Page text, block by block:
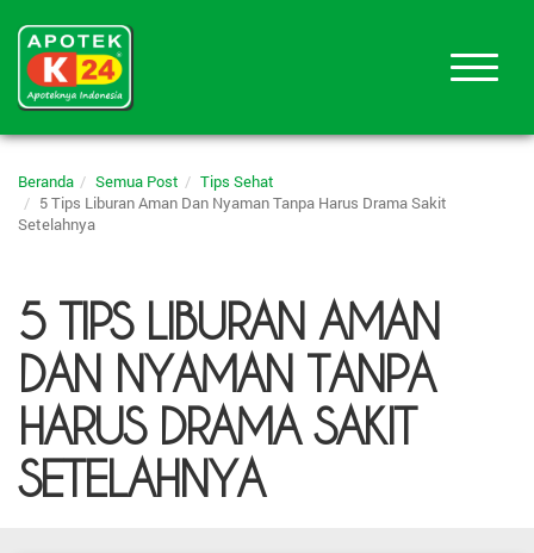
Beranda Semua Post
Tips Sehat
5 Tips Liburan Aman Dan Nyaman Tanpa Harus Drama Sakit
Setelahnya
5 TIPS LIBURAN AMAN
DAN NYAMAN TANPA
HARUS DRAMA SAKIT
SETELAHNYA